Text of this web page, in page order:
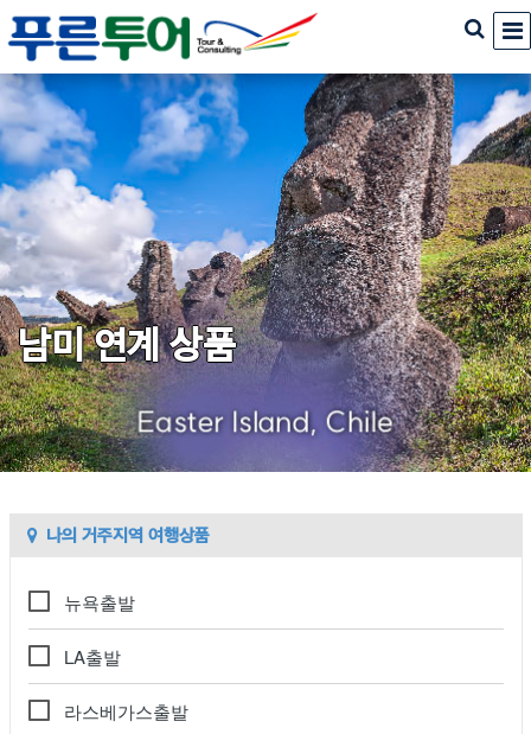
남미 연계 상품
나의 거주지역 여행상품
뉴욕출발
LA출발
라스베가스출발